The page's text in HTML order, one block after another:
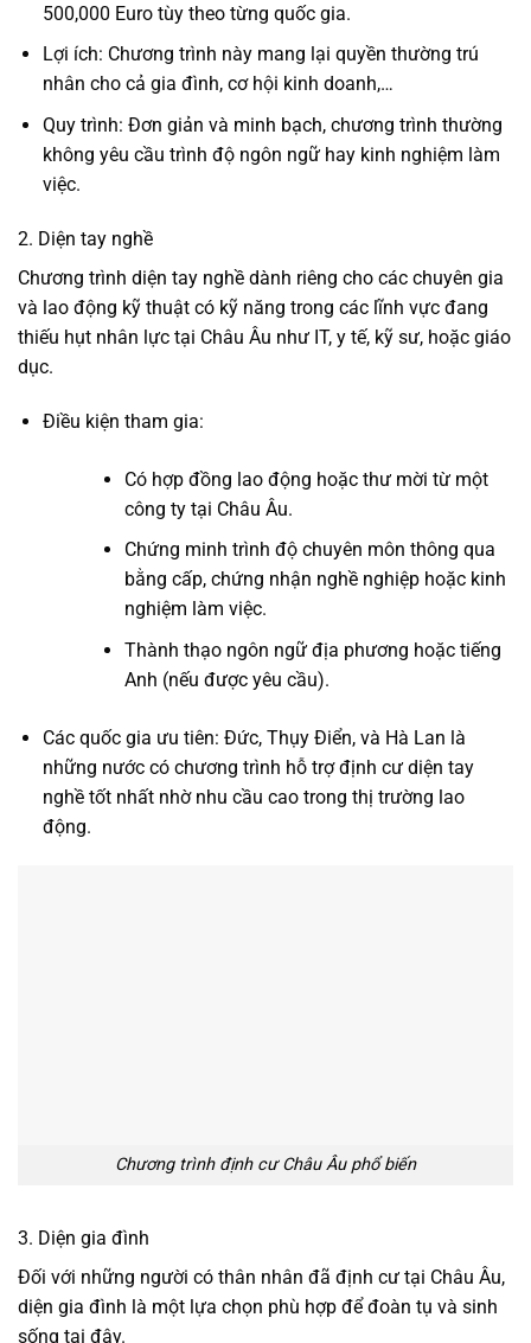
500,000 Euro tùy theo từng quốc gia.
Lợi ích: Chương trình này mang lại quyền thường trú
nhân cho cả gia đình, cơ hội kinh doanh,…
Quy trình: Đơn giản và minh bạch, chương trình thường
không yêu cầu trình độ ngôn ngữ hay kinh nghiệm làm
việc.
2. Diện tay nghề
Chương trình diện tay nghề dành riêng cho các chuyên gia
và lao động kỹ thuật có kỹ năng trong các lĩnh vực đang
thiếu hụt nhân lực tại Châu Âu như IT, y tế, kỹ sư, hoặc giáo
dục.
Điều kiện tham gia:
Có hợp đồng lao động hoặc thư mời từ một
công ty tại Châu Âu.
Chứng minh trình độ chuyên môn thông qua
bằng cấp, chứng nhận nghề nghiệp hoặc kinh
nghiệm làm việc.
Thành thạo ngôn ngữ địa phương hoặc tiếng
Anh (nếu được yêu cầu).
Các quốc gia ưu tiên: Đức, Thụy Điển, và Hà Lan là
những nước có chương trình hỗ trợ định cư diện tay
nghề tốt nhất nhờ nhu cầu cao trong thị trường lao
động.
Chương trình định cư Châu Âu phổ biến
3. Diện gia đình
Đối với những người có thân nhân đã định cư tại Châu Âu,
diện gia đình là một lựa chọn phù hợp để đoàn tụ và sinh
sống tại đây.